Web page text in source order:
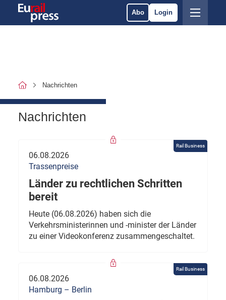
Abo Login
Nachrichten
Nachrichten
Rail Business
06.08.2026
Trassenpreise
Länder zu rechtlichen Schritten
bereit
Heute (06.08.2026) haben sich die
Verkehrsministerinnen und -minister der Länder
zu einer Videokonferenz zusammengeschaltet.
Rail Business
06.08.2026
Hamburg – Berlin